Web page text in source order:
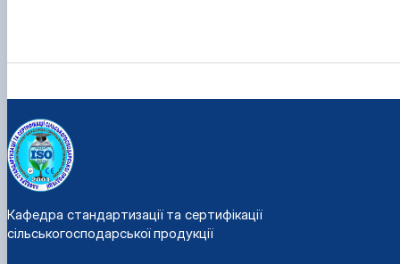
Кафедра стандартизації та сертифікації
сільськогосподарської продукції